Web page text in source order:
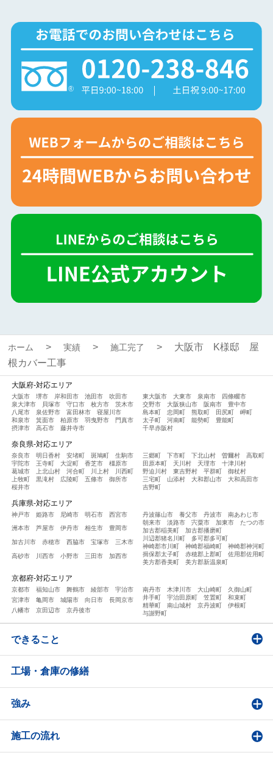
ホーム 実績 施工完了
大阪市 K様邸 屋
根カバー工事
大阪府-対応エリア
大阪市 堺市 岸和田市 池田市
吹田市
泉大津市
貝塚市 守口市 枚方市
茨木市
八尾市
泉佐野市 富田林市
寝屋川市
和泉市
箕面市 柏原市 羽曳野市
門真市
摂津市
高石市 藤井寺市
東大阪市 大東市 泉南市
四條畷市
交野市
大阪狭山市 阪南市
豊中市
島本町
忠岡町 熊取町 田尻町
岬町
太子町
河南町 能勢町
豊能町
千早赤阪村
奈良県-対応エリア
奈良市 明日香村 安堵町 斑鳩町
生駒市
宇陀市
王寺町 大淀町 香芝市
橿原市
葛城市
上北山村 河合町 川上村
川西町
上牧町
黒滝村 広陵町 五條市
御所市
桜井市
三郷町 下市町 下北山村 曽爾村
高取町
田原本町
天川村 天理市
十津川村
野迫川村
東吉野村 平群町
御杖村
三宅町
山添村 大和郡山市
大和高田市
吉野町
兵庫県-対応エリア
神戸市 姫路市 尼崎市 明石市 西宮市
洲本市 芦屋市 伊丹市 相生市 豊岡市
加古川市 赤穂市 西脇市 宝塚市 三木市
高砂市 川西市 小野市 三田市 加西市
丹波篠山市 養父市 丹波市
南あわじ市
朝来市
淡路市 宍粟市 加東市
たつの市
加古郡稲美町
加古郡播磨町
川辺郡猪名川町
多可郡多可町
神崎郡市川町
神崎郡福崎町
神崎郡神河町
揖保郡太子町
赤穂郡上郡町
佐用郡佐用町
美方郡香美町
美方郡新温泉町
京都府-対応エリア
京都市 福知山市 舞鶴市 綾部市
宇治市
宮津市
亀岡市 城陽市 向日市
長岡京市
八幡市
京田辺市 京丹後市
南丹市 木津川市 大山崎町
久御山町
井手町
宇治田原町 笠置町
和束町
精華町
南山城村 京丹波町
伊根町
与謝野町
できること
工場・倉庫の修繕
強み
施工の流れ